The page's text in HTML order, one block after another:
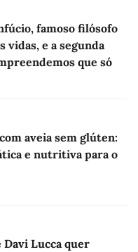
famoso filósofo
vidas, e a segunda
que só
aveia sem glúten:
e nutritiva para o
Lucca quer